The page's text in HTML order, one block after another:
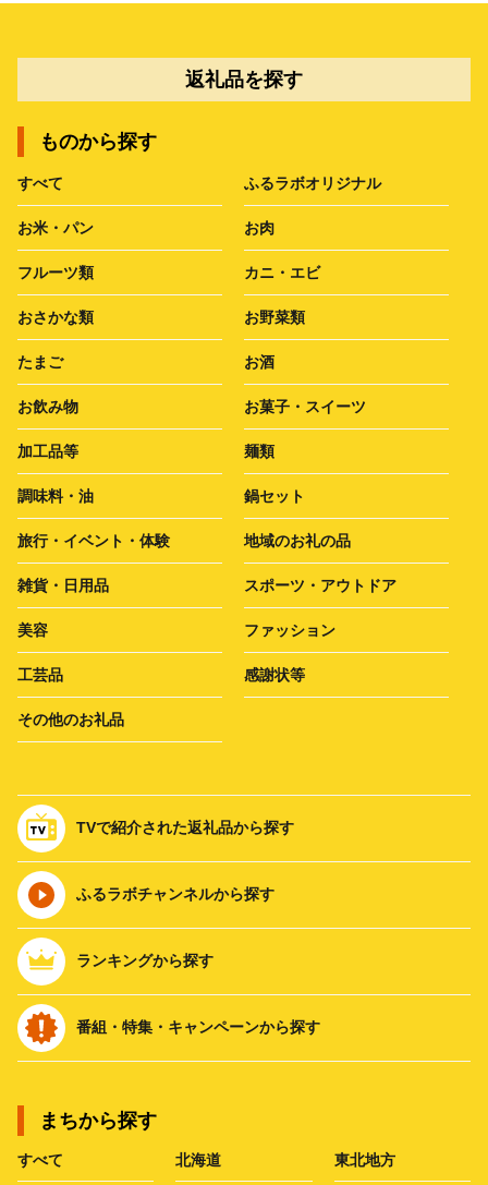
返礼品を探す
ものから探す
すべて ふるラボオリジナル
お米・パン お肉
フルーツ類 カニ・エビ
おさかな類 お野菜類
たまご お酒
お飲み物 お菓子・スイーツ
加工品等 麺類
調味料・油 鍋セット
旅行・イベント・体験 地域のお礼の品
雑貨・日用品 スポーツ・アウトドア
美容 ファッション
工芸品 感謝状等
その他のお礼品
TVで紹介された返礼品から探す
ふるラボチャンネルから探す
ランキングから探す
番組・特集・キャンペーンから探す
まちから探す
すべて 北海道 東北地方